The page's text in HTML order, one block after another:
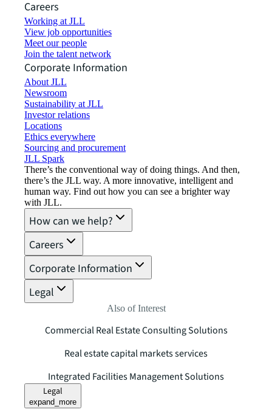
Careers
Working at JLL
View job opportunities
Meet our people
Join the talent network
Corporate Information
About JLL
Newsroom
Sustainability at JLL
Investor relations
Locations
Ethics everywhere
Sourcing and procurement
JLL Spark
There’s the conventional way of doing things. And then,
there’s the JLL way. A more innovative, intelligent and
human way. Find out how you can see a brighter way
with JLL.
How can we help?
Careers
Corporate Information
Legal
Also of Interest
Commercial Real Estate Consulting Solutions
Real estate capital markets services
Integrated Facilities Management Solutions
Legal
expand_more